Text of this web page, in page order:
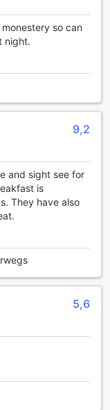
hinaus bietet
die Sie in eine
Seasons Inn und
und neue
Inn and Spa
Inle Lake
Sie auf gut
Reisfelder und
neuen
Luft machen
das
Reiter geeignet
die Gäste die
entdecken.
und
das lokale
aktivere
Verfügung, mit
erkunden
Sie Ihre
Im Three
integralen
so can
night.
9,2
and sight see for
is
They have also
5,6